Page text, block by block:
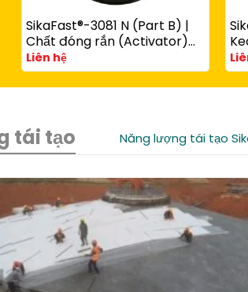
SikaFast®-3081 N (Part B) |
Chất đóng rắn (Activator)
cho keo acrylic kết cấu
SikaFast® 3100 Series
Liên hệ
tái tạo Năng lượng tái tạo